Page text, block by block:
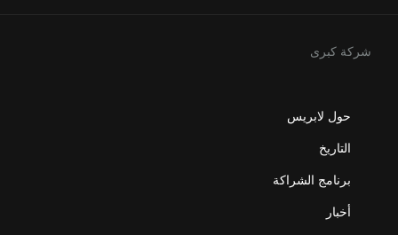
شركة كبرى
حول لابريس
التاريخ
برنامج الشراكة
أخبار